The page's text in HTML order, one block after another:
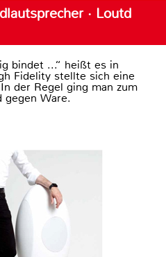
· Loutd
bindet ...“ heißt es in
Fidelity stellte sich eine
der Regel ging man zum
gegen Ware.